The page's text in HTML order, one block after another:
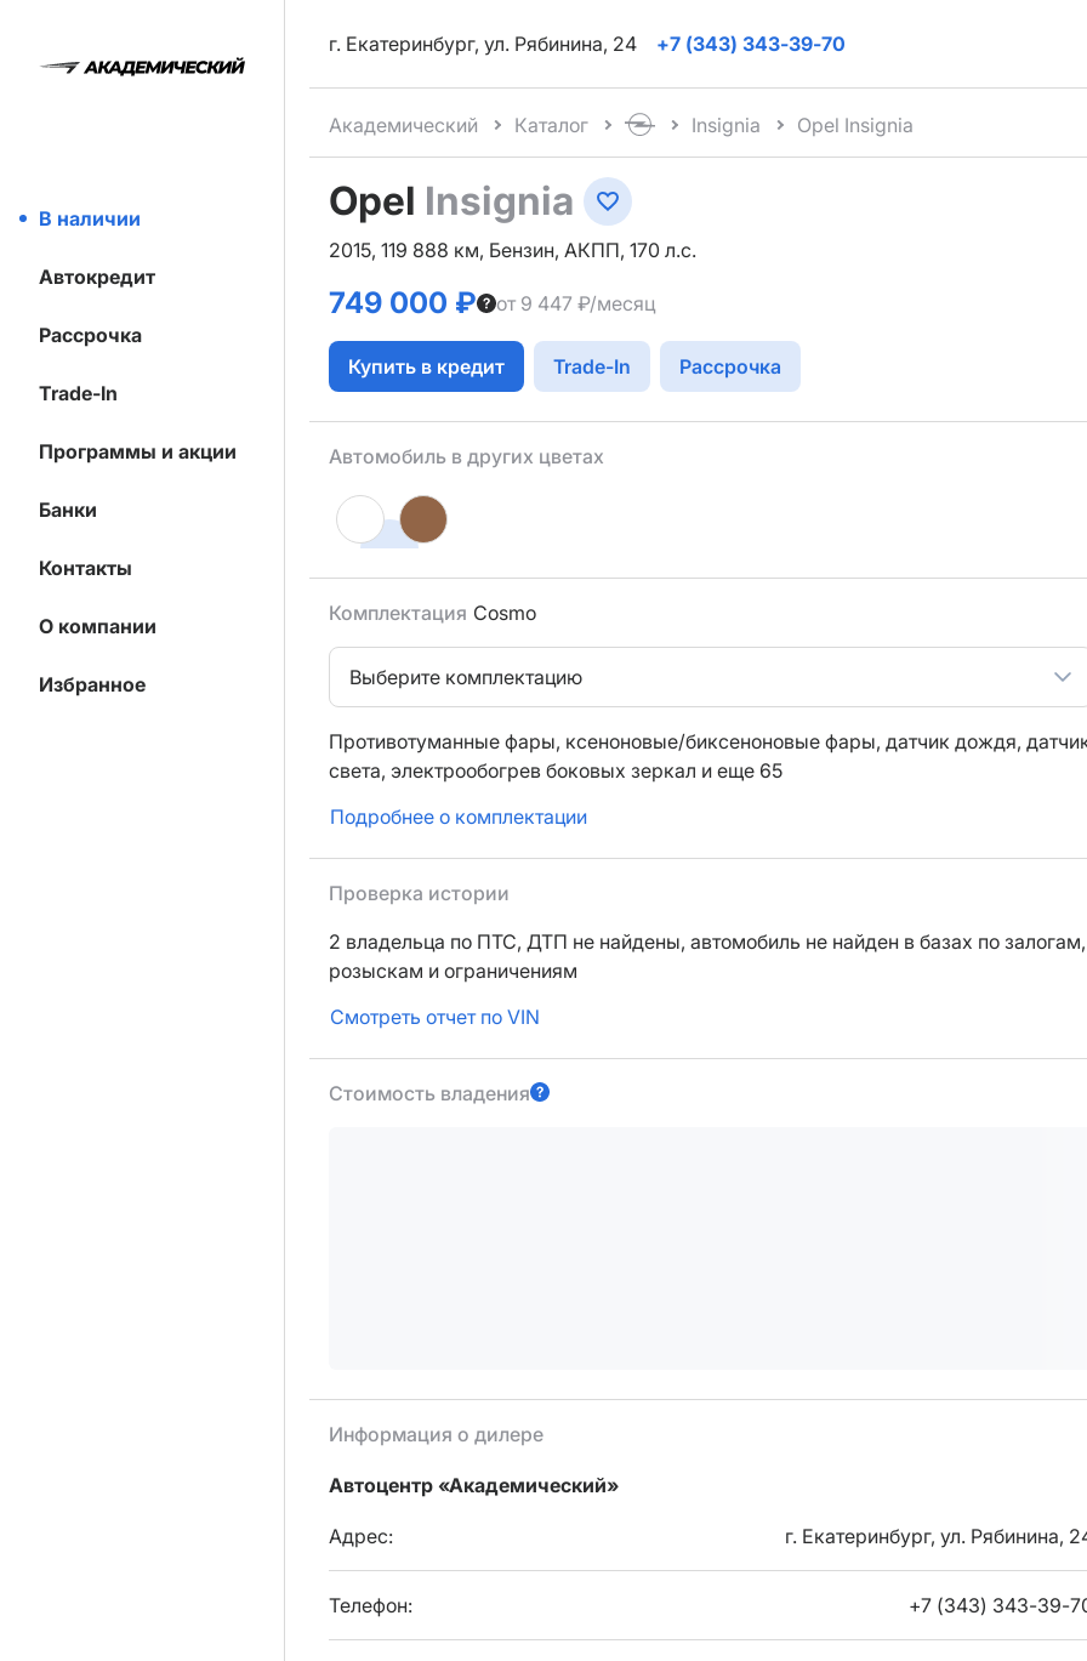
В наличии
Автокредит
Рассрочка
Trade-In
Программы и акции
Банки
Контакты
О компании
Избранное
г. Екатеринбург, ул. Рябинина, 24 +7 (343) 343-39-70
Академический Каталог Insignia Opel Insignia
Opel Insignia
2015, 119 888 км, Бензин, АКПП, 170 л.с.
749 000 ₽ от 9 447 ₽/месяц
Купить в кредит Trade-In Рассрочка
Автомобиль в других цветах
Комплектация Cosmo
Выберите комплектацию
Противотуманные фары, ксеноновые/биксеноновые фары, датчик дождя,
света, электрообогрев боковых зеркал и еще 65
Подробнее о комплектации
Проверка истории
2 владельца по ПТС, ДТП не найдены, автомобиль не найден в базах по залогам,
розыскам и ограничениям
Смотреть отчет по VIN
Стоимость владения
Информация о дилере
Автоцентр «Академический»
Адрес: г. Екатеринбург, ул. Рябинина,
Телефон: +7 (343) 343-39-